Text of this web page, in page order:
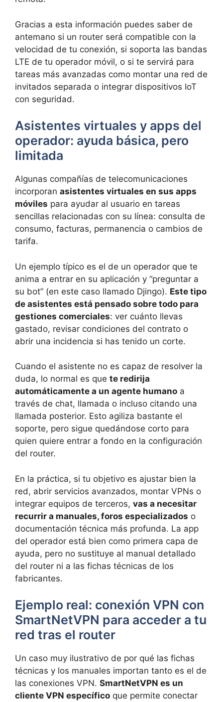
Gracias a esta información puedes saber de
antemano si un router será compatible con la
velocidad de tu conexión, si soporta las bandas
LTE de tu operador móvil, o si te servirá para
tareas más avanzadas como montar una red de
invitados separada o integrar dispositivos IoT
con seguridad.
Asistentes virtuales y apps del
operador: ayuda básica, pero
limitada
Algunas compañías de telecomunicaciones
incorporan asistentes virtuales en sus apps
móviles para ayudar al usuario en tareas
sencillas relacionadas con su línea: consulta de
consumo, facturas, permanencia o cambios de
tarifa.
Un ejemplo típico es el de un operador que te
anima a entrar en su aplicación y “preguntar a
su bot” (en este caso llamado Djingo). Este tipo
de asistentes está pensado sobre todo para
gestiones comerciales: ver cuánto llevas
gastado, revisar condiciones del contrato o
abrir una incidencia si has tenido un corte.
Cuando el asistente no es capaz de resolver la
duda, lo normal es que te redirija
automáticamente a un agente humano a
través de chat, llamada o incluso citando una
llamada posterior. Esto agiliza bastante el
soporte, pero sigue quedándose corto para
quien quiere entrar a fondo en la configuración
del router.
En la práctica, si tu objetivo es ajustar bien la
red, abrir servicios avanzados, montar VPNs o
integrar equipos de terceros, vas a necesitar
recurrir a manuales, foros especializados o
documentación técnica más profunda. La app
del operador está bien como primera capa de
ayuda, pero no sustituye al manual detallado
del router ni a las fichas técnicas de los
fabricantes.
Ejemplo real: conexión VPN con
SmartNetVPN para acceder a tu
red tras el router
Un caso muy ilustrativo de por qué las fichas
técnicas y los manuales importan tanto es el de
las conexiones VPN. SmartNetVPN es un
cliente VPN específico que permite conectar